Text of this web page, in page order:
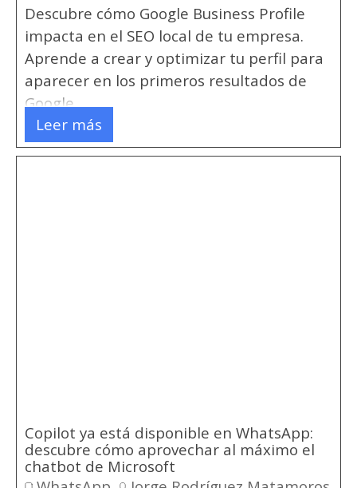
Descubre cómo Google Business Profile
impacta en el SEO local de tu empresa.
Aprende a crear y optimizar tu perfil para
aparecer en los primeros resultados de
Google.
Leer más
Copilot ya está disponible en WhatsApp:
descubre cómo aprovechar al máximo el
chatbot de Microsoft